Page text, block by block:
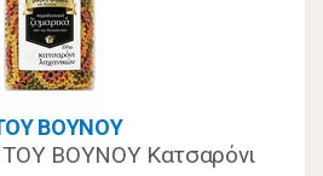
ΒΟΥΝΟΥ
ΒΟΥΝΟΥ Κατσαρόνι